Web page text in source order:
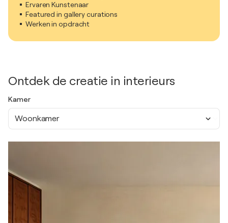
Ervaren Kunstenaar
Featured in gallery curations
Werken in opdracht
Ontdek de creatie in interieurs
Kamer
Woonkamer